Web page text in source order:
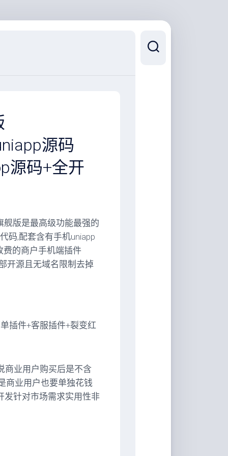
源码
源码+全开
舰版是最高级功能最强的
码,配套含有手机uniapp
费的商户手机端插件
开源且无域名限制去掉
插件+客服插件+裂变红
商业用户购买后是不含
商业用户也要单独花钱
发针对市场需求实用性非